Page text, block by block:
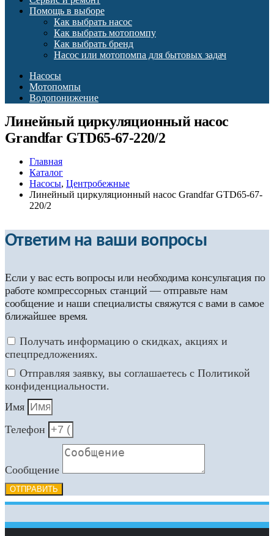
Помощь в выборе
Как выбрать насос
Как выбрать мотопомпу
Как выбрать бренд
Насос или мотопомпа для бытовых задач
Насосы
Мотопомпы
Водопонижение
Линейный циркуляционный насос
Grandfar GTD65-67-220/2
Главная
Каталог
Насосы, Центробежные
Линейный циркуляционный насос Grandfar GTD65-67-
220/2
Ответим на ваши вопросы
Если у вас есть вопросы или необходима консультация по
работе компрессорных станций — отправьте нам
сообщение и наши специалисты свяжутся с вами в самое
ближайшее время.
Получать информацию о скидках, акциях и
спецпредложениях.
Отправляя заявку, вы соглашаетесь с Политикой
конфиденциальности.
Имя
Телефон
Сообщение
ОТПРАВИТЬ